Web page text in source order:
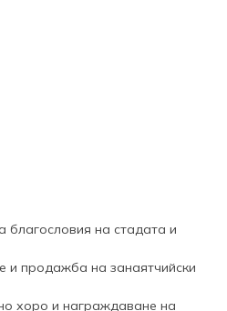
благословия на стадата и
и продажба на занаятчийски
хоро и награждаване на